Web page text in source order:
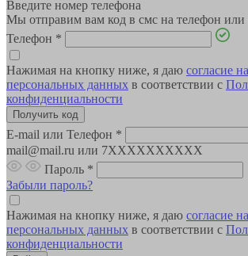
Введите номер телефона
Мы отправим вам код в смс на телефон
Телефон *
Нажимая на кнопку ниже, я даю согласие
персональных данных в соответствии с
конфиденциальности
E-mail или Телефон *
mail@mail.ru или 7XXXXXXXXXX
Пароль *
Забыли пароль?
Нажимая на кнопку ниже, я даю согласие
персональных данных в соответствии с
конфиденциальности